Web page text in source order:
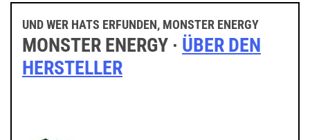
UND WER HATS ERFUNDEN, MONSTER ENERGY
MONSTER ENERGY · ÜBER DEN
HERSTELLER